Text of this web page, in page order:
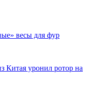
весы для фур
Китая уронил ротор на